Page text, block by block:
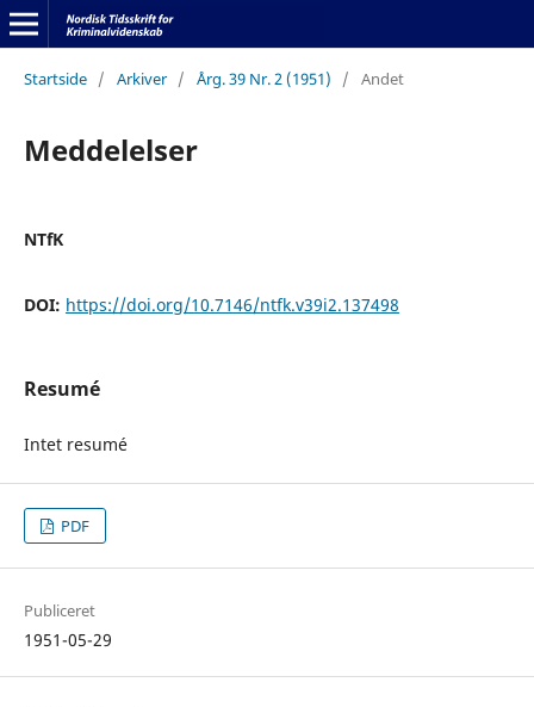
Startside / Arkiver / Årg. 39 Nr. 2 (1951) / Andet
Meddelelser
NTfK
DOI: https://doi.org/10.7146/ntfk.v39i2.137498
Resumé
Intet resumé
PDF
Publiceret
1951-05-29